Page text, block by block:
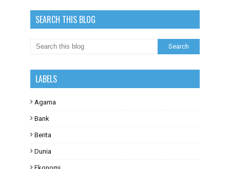
SEARCH THIS BLOG
LABELS
Agama
Bank
Berita
Dunia